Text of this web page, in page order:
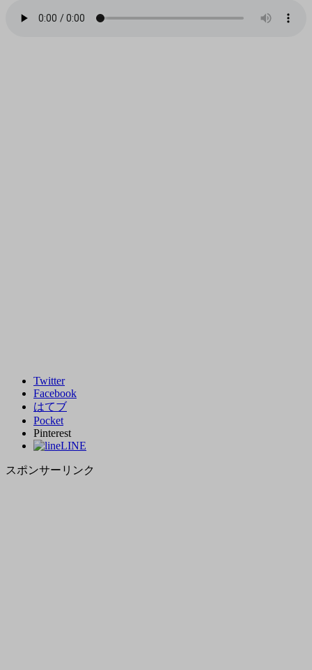
Twitter
Facebook
はてブ
Pocket
Pinterest
LINE
スポンサーリンク